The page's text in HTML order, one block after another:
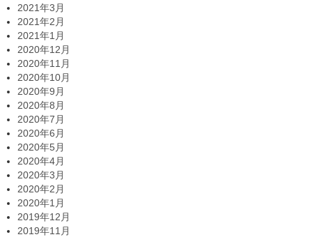
2021年3月
2021年2月
2021年1月
2020年12月
2020年11月
2020年10月
2020年9月
2020年8月
2020年7月
2020年6月
2020年5月
2020年4月
2020年3月
2020年2月
2020年1月
2019年12月
2019年11月